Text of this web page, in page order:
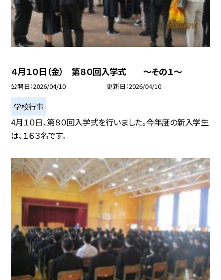
４月１０日（金） 第８０回入学式 ～その１～
公開日 2026/04/10 更新日 2026/04/10
学校行事
4月１０日、第８０回入学式を行いました。今年度の新入学生
は、１６３名です。